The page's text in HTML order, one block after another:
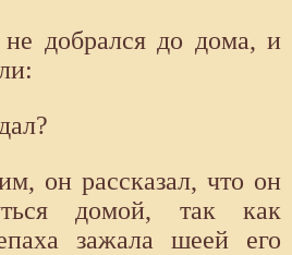
добрался до дома, и
он рассказал, что он
домой, так как
зажала шеей его